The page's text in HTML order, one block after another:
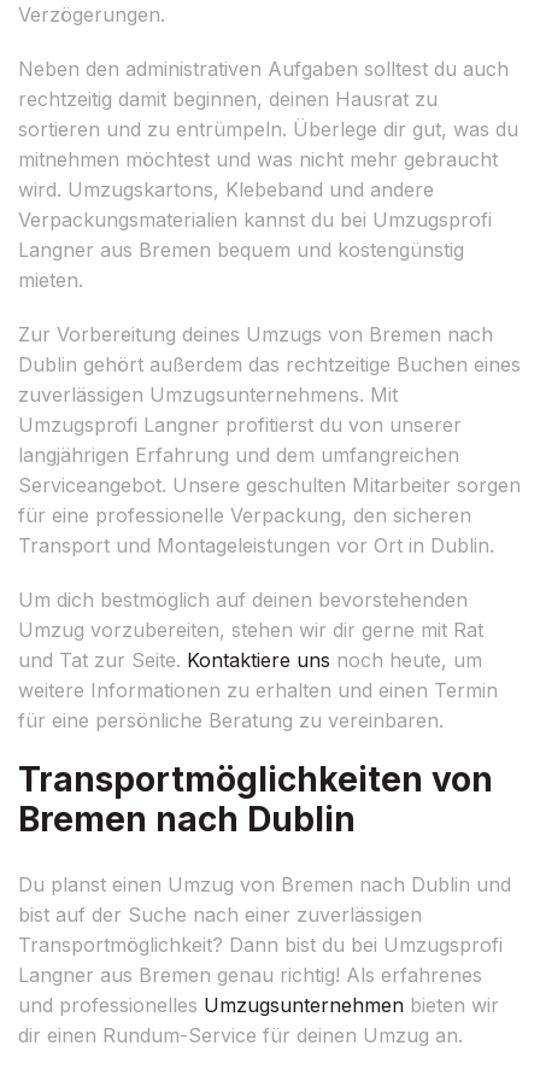
Verzögerungen.
Neben den administrativen Aufgaben solltest du auch
rechtzeitig damit beginnen, deinen Hausrat zu
sortieren und zu entrümpeln. Überlege dir gut, was du
mitnehmen möchtest und was nicht mehr gebraucht
wird. Umzugskartons, Klebeband und andere
Verpackungsmaterialien kannst du bei Umzugsprofi
Langner aus Bremen bequem und kostengünstig
mieten.
Zur Vorbereitung deines Umzugs von Bremen nach
Dublin gehört außerdem das rechtzeitige Buchen eines
zuverlässigen Umzugsunternehmens. Mit
Umzugsprofi Langner profitierst du von unserer
langjährigen Erfahrung und dem umfangreichen
Serviceangebot. Unsere geschulten Mitarbeiter sorgen
für eine professionelle Verpackung, den sicheren
Transport und Montageleistungen vor Ort in Dublin.
Um dich bestmöglich auf deinen bevorstehenden
Umzug vorzubereiten, stehen wir dir gerne mit Rat
und Tat zur Seite. Kontaktiere uns noch heute, um
weitere Informationen zu erhalten und einen Termin
für eine persönliche Beratung zu vereinbaren.
Transportmöglichkeiten von
Bremen nach Dublin
Du planst einen Umzug von Bremen nach Dublin und
bist auf der Suche nach einer zuverlässigen
Transportmöglichkeit? Dann bist du bei Umzugsprofi
Langner aus Bremen genau richtig! Als erfahrenes
und professionelles Umzugsunternehmen bieten wir
dir einen Rundum-Service für deinen Umzug an.